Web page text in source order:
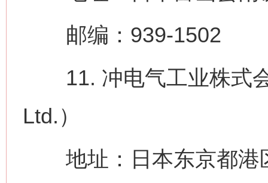
邮编：939-1502
11. 冲电气工业株式会
Ltd.）
地址：日本东京都港